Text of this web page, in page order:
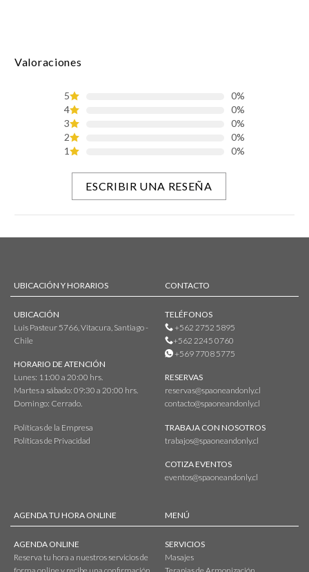
Valoraciones
5
0%
4
0%
3
0%
2
0%
1
0%
ESCRIBIR UNA RESEÑA
UBICACIÓN Y HORARIOS
UBICACIÓN
Luis Pasteur 5766, Vitacura, Santiago -
Chile
HORARIO DE ATENCIÓN
Lunes: 11:00 a 20:00 hrs.
Martes a sábado: 09:30 a 20:00 hrs.
Domingo: Cerrado.
Políticas de la Empresa
Políticas de Privacidad
CONTACTO
TELÉFONOS
+562 2752 5895
+562 2245 0760
+569 7708 5775
RESERVAS
reservas@spaoneandonly.cl
contacto@spaoneandonly.cl
TRABAJA CON NOSOTROS
trabajos@spaoneandonly.cl
COTIZA EVENTOS
eventos@spaoneandonly.cl
AGENDA TU HORA ONLINE
AGENDA ONLINE
Reserva tu hora a nuestros servicios de
MENÚ
SERVICIOS
Masajes